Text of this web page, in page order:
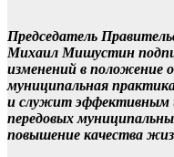
Председатель
Михаил Мишустин
изменений в положение
муниципальная
и служит эффективным
передовых
повышение качества